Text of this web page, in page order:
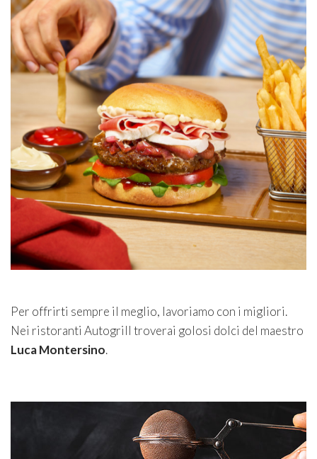
Per offrirti sempre il meglio, lavoriamo con i migliori.
Nei ristoranti Autogrill troverai golosi dolci del maestro
Luca Montersino.